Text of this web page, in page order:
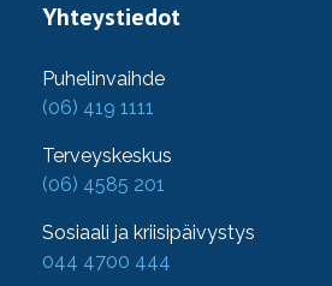
Yhteystiedot
Puhelinvaihde
(06) 419 1111
Terveyskeskus
(06) 4585 201
Sosiaali ja kriisipäivystys
044 4700 444